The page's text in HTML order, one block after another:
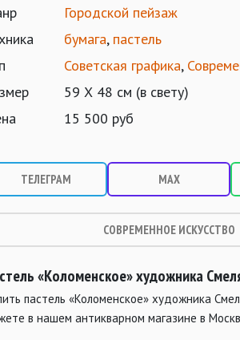
Городской пейзаж
бумага, пастель
Советская графика,
59 Х 48 см (в свету)
15 500 руб
ТЕЛЕГРАМ MAX
СОВРЕМЕННОЕ ИСКУССТВО
«Коломенское» художника
пастель «Коломенское» художника
в нашем антикварном магазине в